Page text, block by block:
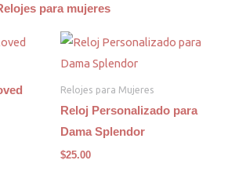
para mujeres
Relojes para Mujeres
Reloj Personalizado para
Dama Splendor
$25.00